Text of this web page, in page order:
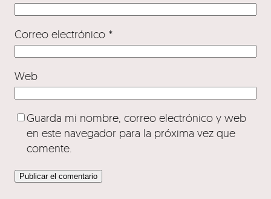
Correo electrónico *
Web
Guarda mi nombre, correo electrónico y web
en este navegador para la próxima vez que
comente.